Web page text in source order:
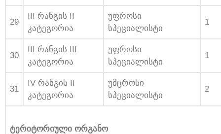
29
III რანგის II
კატეგორია
უფროსი
სპეციალისტი
1
30
III რანგის III
კატეგორია
უფროსი
სპეციალისტი
1
31
IV რანგის II
კატეგორია
უმცროსი
სპეციალისტი
2
ტერიტორიული ორგანო